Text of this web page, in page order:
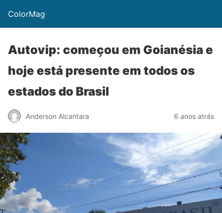
ColorMag
Autovip: começou em Goianésia e
hoje está presente em todos os
estados do Brasil
Anderson Alcantara 6 anos atrás